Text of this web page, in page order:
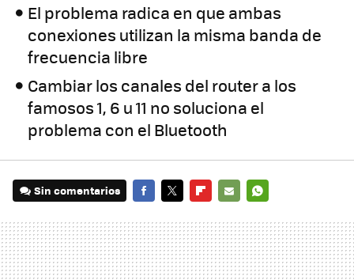
El problema radica en que ambas
conexiones utilizan la misma banda de
frecuencia libre
Cambiar los canales del router a los
famosos 1, 6 u 11 no soluciona el
problema con el Bluetooth
Sin comentarios
MAIL